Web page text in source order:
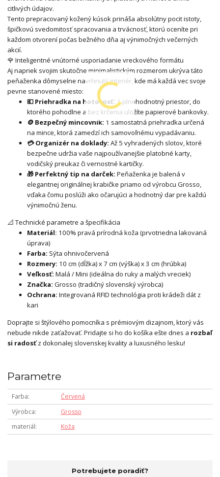
citlivých údajov.
Tento prepracovaný kožený kúsok prináša absolútny pocit istoty,
špičkovú svedomitosť spracovania a trvácnosť, ktorú oceníte pri
každom otvorení počas bežného dňa aj výnimočných večerných
akcií.
🌹 Inteligentné vnútorné usporiadanie vreckového formátu
Aj napriek svojim skutočne minimalistickým rozmerom ukrýva táto
peňaženka dômyselne navrhnutý interiér, kde má každá vec svoje
pevne stanovené miesto:
💶 Priehradka na hotovosť: 1 plnohodnotný priestor, do
ktorého pohodlne a bez krčenia uložíte papierové bankovky.
🪙 Bezpečný mincovník: 1 samostatná priehradka určená
na mince, ktorá zamedzí ich samovoľnému vypadávaniu.
💳 Organizér na doklady: Až 5 vyhradených slotov, ktoré
bezpečne udržia vaše najpoužívanejšie platobné karty,
vodičský preukaz či vernostné kartičky.
🎁 Perfektný tip na darček: Peňaženka je balená v
elegantnej originálnej krabičke priamo od výrobcu Grosso,
vďaka čomu poslúži ako očarujúci a hodnotný dar pre každú
výnimočnú ženu.
📐 Technické parametre a špecifikácia
Materiál: 100% pravá prírodná koža (prvotriedna lakovaná
úprava)
Farba: Sýta ohnivočervená
Rozmery: 10 cm (dĺžka) x 7 cm (výška) x 3 cm (hrúbka)
Veľkosť: Malá / Mini (ideálna do ruky a malých vreciek)
Značka: Grosso (tradičný slovenský výrobca)
Ochrana: Integrovaná RFID technológia proti krádeži dát z
kari
Doprajte si štýlového pomocníka s prémiovým dizajnom, ktorý vás
nebude nikde zaťažovať. Pridajte si ho do košíka ešte dnes a rozbaľ
si radosťz dokonalej slovenskej kvality a luxusného lesku!
Parametre
Farba
Červená
Výrobca
Grosso
materiál
Koža
Potrebujete poradiť?